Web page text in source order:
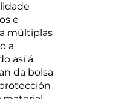
e
múltiplas
a
así á
da bolsa